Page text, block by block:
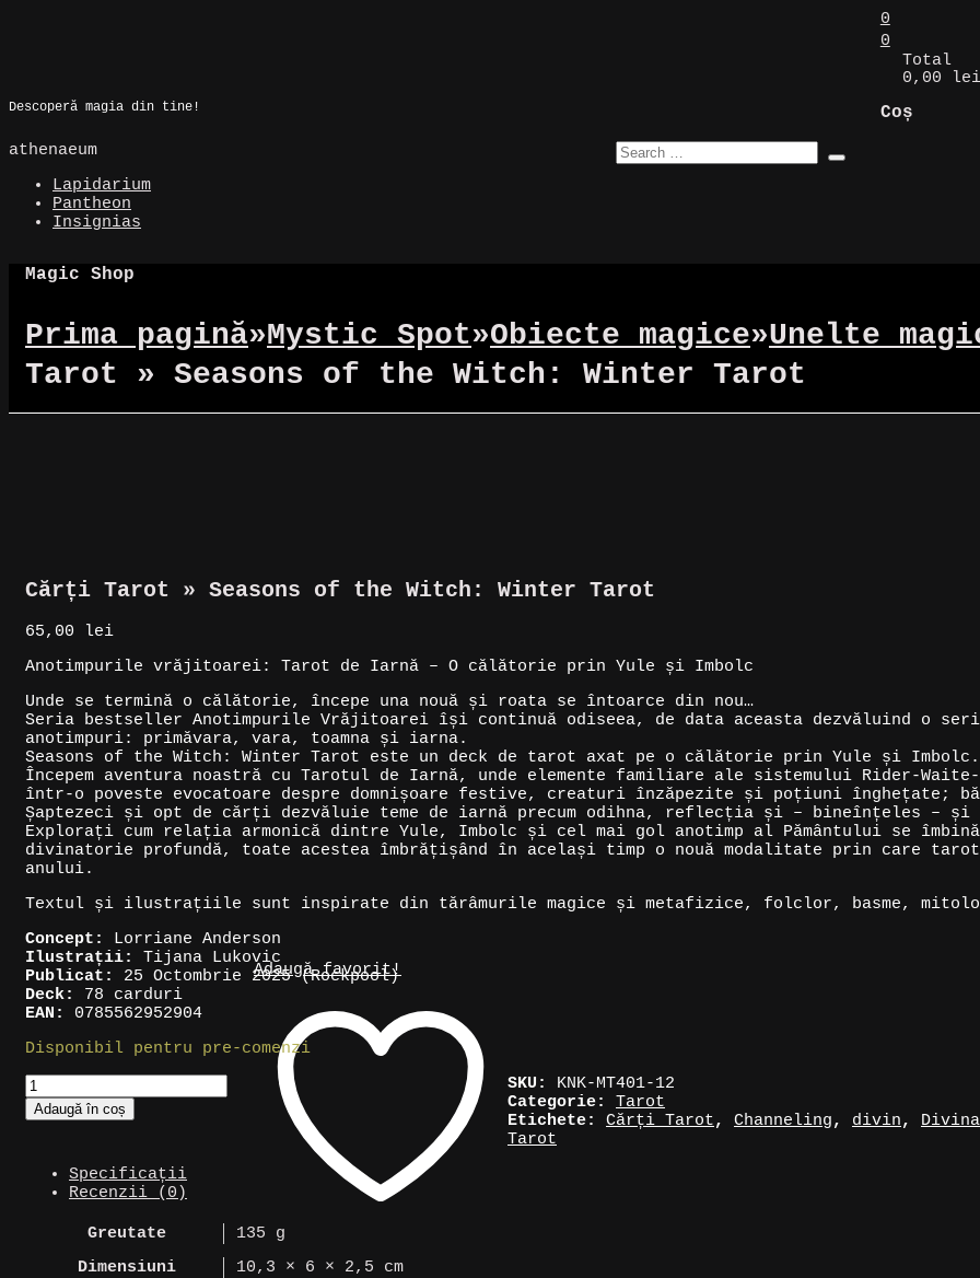
Descoperă magia din tine!
0
0
Total
0,00 lei
Coș
athenaeum
Lapidarium
Pantheon
Insignias
Magic Shop
Prima pagină»Mystic Spot»Obiecte magice»Unelte
Tarot » Seasons of the Witch: Winter Tarot
Cărți Tarot » Seasons of the Witch: Winter Tarot
65,00
lei
Anotimpurile vrăjitoarei: Tarot de Iarnă – O călătorie prin Yule și Imbolc
Unde se termină o călătorie, începe una nouă și roata se întoarce din nou…
Seria bestseller Anotimpurile Vrăjitoarei își continuă odiseea, de data aceasta dezvăluind o
anotimpuri: primăvara, vara, toamna și iarna.
Seasons of the Witch: Winter Tarot este un deck de tarot axat pe o călătorie prin Yule și Imbolc.
Începem aventura noastră cu Tarotul de Iarnă, unde elemente familiare ale sistemului Rider-
într-o poveste evocatoare despre domnișoare festive, creaturi înzăpezite și poțiuni înghețate;
Șaptezeci și opt de cărți dezvăluie teme de iarnă precum odihna, reflecția și – bineînțeles – și
Explorați cum relația armonică dintre Yule, Imbolc și cel mai gol anotimp al Pământului se
divinatorie profundă, toate acestea îmbrățișând în același timp o nouă modalitate prin care
anului.
Textul și ilustrațiile sunt inspirate din tărâmurile magice și metafizice, folclor, basme,
Concept:
Lorriane Anderson
Ilustrații:
Tijana Lukovic
Publicat:
25 Octombrie 2025 (Rockpool)
Deck:
78 carduri
EAN:
0785562952904
Disponibil pentru pre-comenzi
Cantitate
Cărți
Tarot
the
Adaugă în coș
Adaugă favorit!
SKU: KNK-MT401-12
Categorie: Tarot
Etichete: Cărți Tarot, Channeling, divin,
Tarot
Specificații
Recenzii (0)
Greutate
135 g
Dimensiuni
10,3 × 6 × 2,5 cm